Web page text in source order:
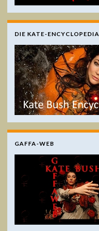
DIE KATE-ENCYCLOPEDIA
GAFFA-WEB